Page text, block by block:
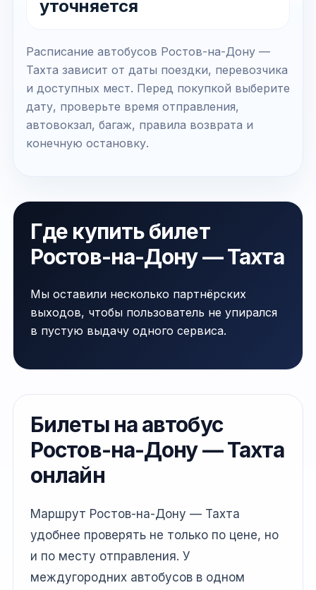
уточняется
Расписание автобусов Ростов-на-Дону —
Тахта зависит от даты поездки, перевозчика
и доступных мест. Перед покупкой выберите
дату, проверьте время отправления,
автовокзал, багаж, правила возврата и
конечную остановку.
Где купить билет
Ростов-на-Дону — Тахта
Мы оставили несколько партнёрских
выходов, чтобы пользователь не упирался
в пустую выдачу одного сервиса.
Билеты на автобус
Ростов-на-Дону — Тахта
онлайн
Маршрут Ростов-на-Дону — Тахта
удобнее проверять не только по цене, но
и по месту отправления. У
междугородних автобусов в одном